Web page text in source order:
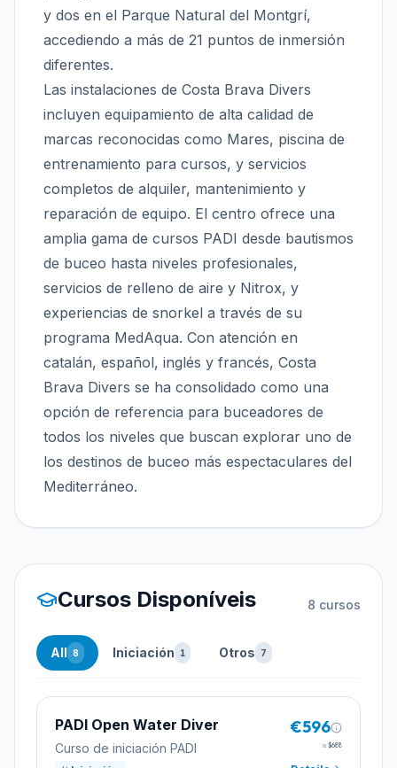
y dos en el Parque Natural del Montgrí,
accediendo a más de 21 puntos de inmersión
diferentes.
Las instalaciones de Costa Brava Divers
incluyen equipamiento de alta calidad de
marcas reconocidas como Mares, piscina de
entrenamiento para cursos, y servicios
completos de alquiler, mantenimiento y
reparación de equipo. El centro ofrece una
amplia gama de cursos PADI desde bautismos
de buceo hasta niveles profesionales,
servicios de relleno de aire y Nitrox, y
experiencias de snorkel a través de su
programa MedAqua. Con atención en
catalán, español, inglés y francés, Costa
Brava Divers se ha consolidado como una
opción de referencia para buceadores de
todos los niveles que buscan explorar uno de
los destinos de buceo más espectaculares del
Mediterráneo.
Cursos Disponíveis 8 cursos
All 8 Iniciación 1 Otros 7
PADI Open Water Diver
Curso de iniciación PADI
€596
≈ $688